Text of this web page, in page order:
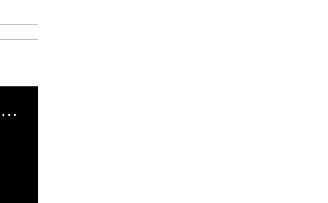
El mal momento de Yanina Gasañol con un hincha argentino en "Subrayado"